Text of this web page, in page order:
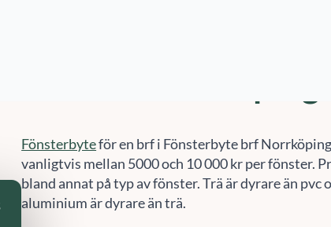
Fönsterbyteför en brf i Fönsterbyte brf
vanligtvis mellan 5000 och 10 000 kr per fönster.
bland annat på typ av fönster. Trä är dyrare än pvc
aluminium är dyrare än trä.